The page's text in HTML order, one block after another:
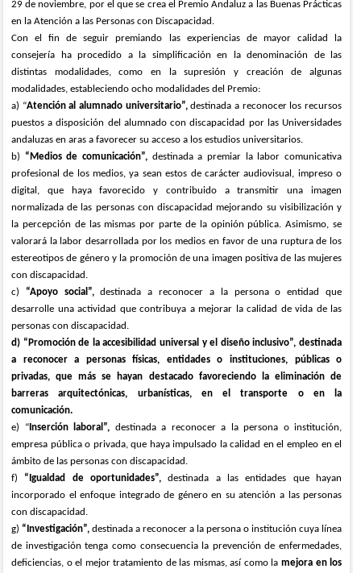
29 de noviembre, por el que se crea el Premio Andaluz a las Buenas Prácticas
en la Atención a las Personas con Discapacidad.
Con el fin de seguir premiando las experiencias de mayor calidad la
consejería ha procedido a la simplificación en la denominación de las
distintas modalidades, como en la supresión y creación de algunas
modalidades, estableciendo ocho modalidades del Premio:
a) “Atención al alumnado universitario”,destinada a reconocer los recursos
puestos a disposición del alumnado con discapacidad por las Universidades
andaluzas en aras a favorecer su acceso a los estudios universitarios.
b)
“Medios de comunicación”, destinada a premiar la labor comunicativa
profesional de los medios, ya sean estos de carácter audiovisual, impreso o
digital, que haya favorecido y contribuido a transmitir una imagen
normalizada de las personas con discapacidad mejorando su visibilización y
la percepción de las mismas por parte de la opinión pública. Asimismo, se
valorará la labor desarrollada por los medios en favor de una ruptura de los
estereotipos de género y la promoción de una imagen positiva de las mujeres
con discapacidad.
c) “Apoyo social”,destinada a reconocer a la persona o entidad que
desarrolle una actividad que contribuya a mejorar la calidad de vida de las
personas con discapacidad.
d) “Promoción de la accesibilidad universal y el diseño inclusivo”, destinada
a reconocer a personas físicas, entidades o instituciones, públicas o
privadas, que más se hayan destacado favoreciendo la eliminación de
barreras arquitectónicas, urbanísticas, en el transporte o en la
comunicación.
e) “Inserción laboral”, destinada a reconocer a la persona o institución,
empresa pública o privada, que haya impulsado la calidad en el empleo en el
ámbito de las personas con discapacidad.
f) “Igualdad de oportunidades”, destinada a las entidades que hayan
incorporado el enfoque integrado de género en su atención a las personas
con discapacidad.
g) “Investigación”, destinada a reconocer a la persona o institu­ción cuya línea
de investigación tenga como consecuencia la prevención de en­fermedades,
deficiencias, o el me­jor tratamiento de las mismas, así como la mejora en los